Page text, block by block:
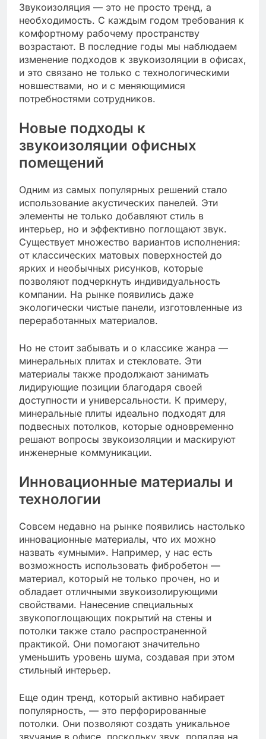
Звукоизоляция — это не просто тренд, а
необходимость. С каждым годом требования к
комфортному рабочему пространству
возрастают. В последние годы мы наблюдаем
изменение подходов к звукоизоляции в офисах,
и это связано не только с технологическими
новшествами, но и с меняющимися
потребностями сотрудников.
Новые подходы к
звукоизоляции офисных
помещений
Одним из самых популярных решений стало
использование акустических панелей. Эти
элементы не только добавляют стиль в
интерьер, но и эффективно поглощают звук.
Существует множество вариантов исполнения:
от классических матовых поверхностей до
ярких и необычных рисунков, которые
позволяют подчеркнуть индивидуальность
компании. На рынке появились даже
экологически чистые панели, изготовленные из
переработанных материалов.
Но не стоит забывать и о классике жанра —
минеральных плитах и стекловате. Эти
материалы также продолжают занимать
лидирующие позиции благодаря своей
доступности и универсальности. К примеру,
минеральные плиты идеально подходят для
подвесных потолков, которые одновременно
решают вопросы звукоизоляции и маскируют
инженерные коммуникации.
Инновационные материалы и
технологии
Совсем недавно на рынке появились настолько
инновационные материалы, что их можно
назвать «умными». Например, у нас есть
возможность использовать фибробетон —
материал, который не только прочен, но и
обладает отличными звукоизолирующими
свойствами. Нанесение специальных
звукопоглощающих покрытий на стены и
потолки также стало распространенной
практикой. Они помогают значительно
уменьшить уровень шума, создавая при этом
стильный интерьер.
Еще один тренд, который активно набирает
популярность, — это перфорированные
потолки. Они позволяют создать уникальное
звучание в офисе, поскольку звук, попадая на